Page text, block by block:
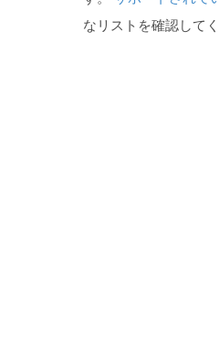
なリストを確認してく